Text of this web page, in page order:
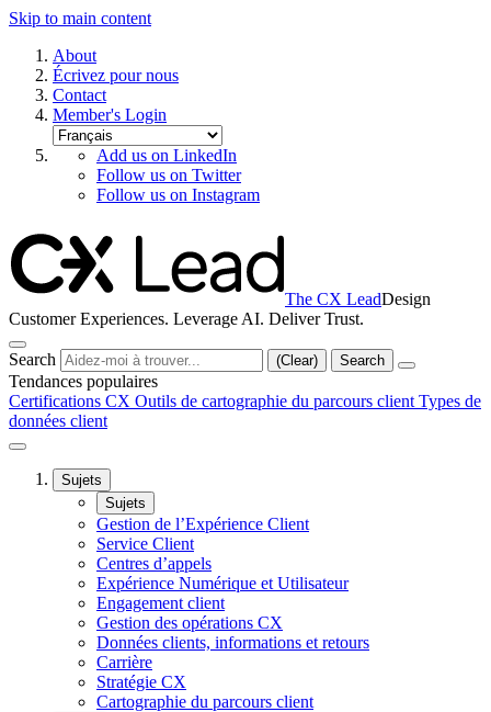
Skip to main content
About
Écrivez pour nous
Contact
Member's Login
Add us on LinkedIn
Follow us on Twitter
Follow us on Instagram
The CX LeadDesign
Customer Experiences. Leverage AI. Deliver Trust.
Search (Clear) Search
Tendances populaires
Certifications CX Outils de cartographie du parcours client Types de
données client
Sujets
Sujets
Gestion de l’Expérience Client
Service Client
Centres d’appels
Expérience Numérique et Utilisateur
Engagement client
Gestion des opérations CX
Données clients, informations et retours
Carrière
Stratégie CX
Cartographie du parcours client